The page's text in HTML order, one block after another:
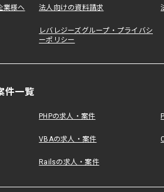
業様へ 法人向けの資料請求
レバレジーズグループ・プライバシ
ーポリシー
件一覧
PHPの求人・案件
VBAの求人・案件
Railsの求人・案件